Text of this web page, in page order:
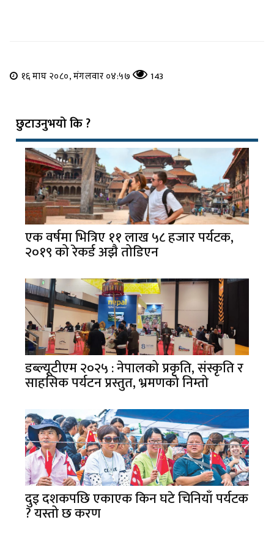
१६ माघ २०८०, मंगलवार ०४:५७ 143
छुटाउनुभयो कि ?
एक वर्षमा भित्रिए ११ लाख ५८ हजार पर्यटक,
२०१९ को रेकर्ड अझै तोडिएन
डब्ल्यूटीएम २०२५ : नेपालको प्रकृति, संस्कृति र
साहसिक पर्यटन प्रस्तुत, भ्रमणको निम्तो
दुइ दशकपछि एकाएक किन घटे चिनियाँ पर्यटक
? यस्तो छ करण